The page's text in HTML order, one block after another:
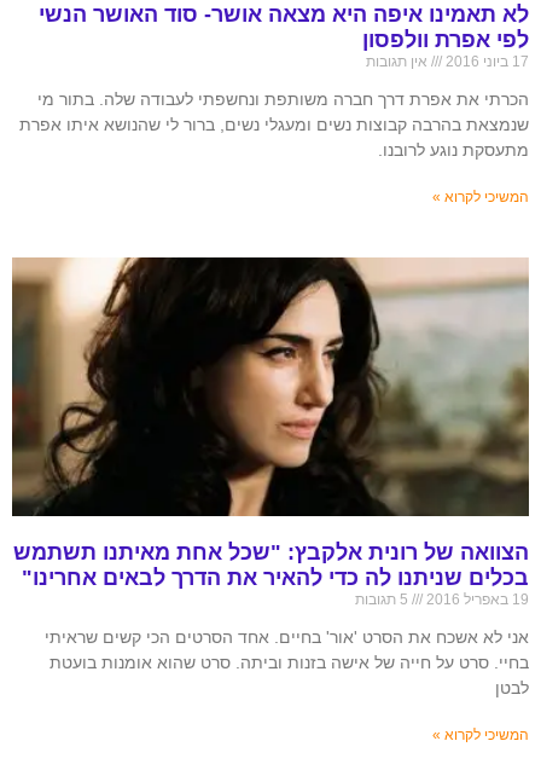
לא תאמינו איפה היא מצאה אושר- סוד האושר הנשי
לפי אפרת וולפסון
17 ביוני 2016 אין תגובות
הכרתי את אפרת דרך חברה משותפת ונחשפתי לעבודה שלה. בתור מי
שנמצאת בהרבה קבוצות נשים ומעגלי נשים, ברור לי שהנושא איתו אפרת
מתעסקת נוגע לרובנו.
המשיכי לקרוא »
הצוואה של רונית אלקבץ: "שכל אחת מאיתנו תשתמש
בכלים שניתנו לה כדי להאיר את הדרך לבאים אחרינו"
19 באפריל 2016
אני לא אשכח את הסרט 'אור' בחיים. אחד הסרטים הכי קשים שראיתי
בחיי. סרט על חייה של אישה בזנות וביתה. סרט שהוא אומנות בועטת
לבטן
המשיכי לקרוא »